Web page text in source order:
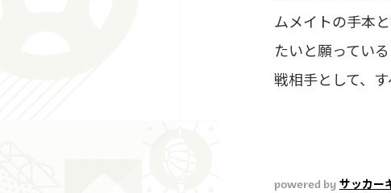
ムメイトの手本
たいと願ってい
戦相手として、
powered by サッカー